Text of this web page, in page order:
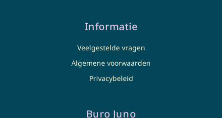
Informatie
Veelgestelde vragen
Algemene voorwaarden
Privacybeleid
Buro Juno